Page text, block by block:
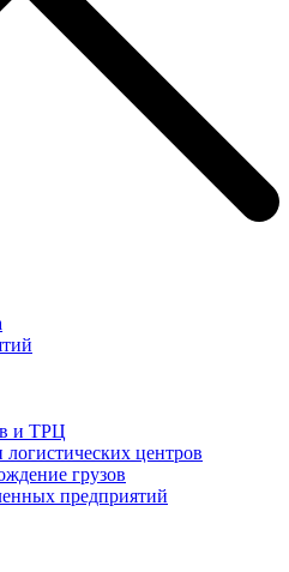
и ТРЦ
центров
грузов
предприятий